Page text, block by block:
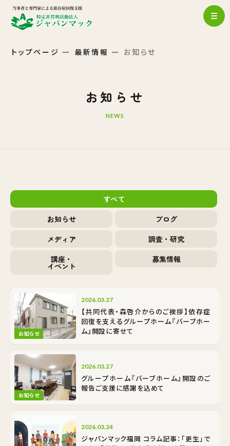
トップページ 最新情報 お知らせ
お知らせ
NEWS
すべて
お知らせ
ブログ
メディア
調査・研究
講座・
イベント
募集情報
お知らせ
2026.03.27
【共同代表・森啓介からのご挨拶】依存症
回復を支えるグループホーム『バーブホー
ム』開設に寄せて
お知らせ
2026.03.27
グループホーム『バーブホーム』開設のご
報告――ご支援に感謝を込めて
2026.03.24
ジャパンマック福岡 コラム記事：「更生」で